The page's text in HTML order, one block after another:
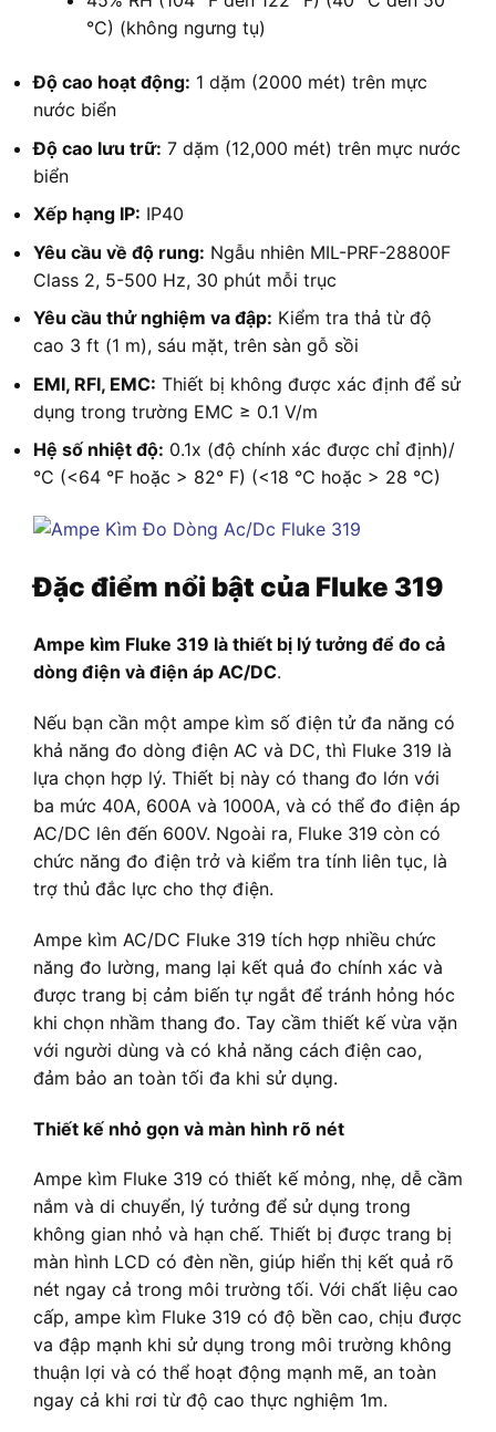
°C) (không ngưng tụ)
Độ cao hoạt động: 1 dặm (2000 mét) trên mực
nước biển
Độ cao lưu trữ: 7 dặm (12,000 mét) trên mực nước
biển
Xếp hạng IP: IP40
Yêu cầu về độ rung: Ngẫu nhiên MIL-PRF-28800F
Class 2, 5-500 Hz, 30 phút mỗi trục
Yêu cầu thử nghiệm va đập: Kiểm tra thả từ độ
cao 3 ft (1 m), sáu mặt, trên sàn gỗ sồi
EMI, RFI, EMC: Thiết bị không được xác định để sử
dụng trong trường EMC ≥ 0.1 V/m
Hệ số nhiệt độ: 0.1x (độ chính xác được chỉ định)/
°C (<64 °F hoặc > 82° F) (<18 °C hoặc > 28 °C)
Đặc điểm nổi bật của Fluke 319
Ampe kìm Fluke 319 là thiết bị lý tưởng để đo cả
dòng điện và điện áp AC/DC.
Nếu bạn cần một ampe kìm số điện tử đa năng có
khả năng đo dòng điện AC và DC, thì Fluke 319 là
lựa chọn hợp lý. Thiết bị này có thang đo lớn với
ba mức 40A, 600A và 1000A, và có thể đo điện áp
AC/DC lên đến 600V. Ngoài ra, Fluke 319 còn có
chức năng đo điện trở và kiểm tra tính liên tục, là
trợ thủ đắc lực cho thợ điện.
Ampe kìm AC/DC Fluke 319 tích hợp nhiều chức
năng đo lường, mang lại kết quả đo chính xác và
được trang bị cảm biến tự ngắt để tránh hỏng hóc
khi chọn nhầm thang đo. Tay cầm thiết kế vừa vặn
với người dùng và có khả năng cách điện cao,
đảm bảo an toàn tối đa khi sử dụng.
Thiết kế nhỏ gọn và màn hình rõ nét
Ampe kìm Fluke 319 có thiết kế mỏng, nhẹ, dễ cầm
nắm và di chuyển, lý tưởng để sử dụng trong
không gian nhỏ và hạn chế. Thiết bị được trang bị
màn hình LCD có đèn nền, giúp hiển thị kết quả rõ
nét ngay cả trong môi trường tối. Với chất liệu cao
cấp, ampe kìm Fluke 319 có độ bền cao, chịu được
va đập mạnh khi sử dụng trong môi trường không
thuận lợi và có thể hoạt động mạnh mẽ, an toàn
ngay cả khi rơi từ độ cao thực nghiệm 1m.